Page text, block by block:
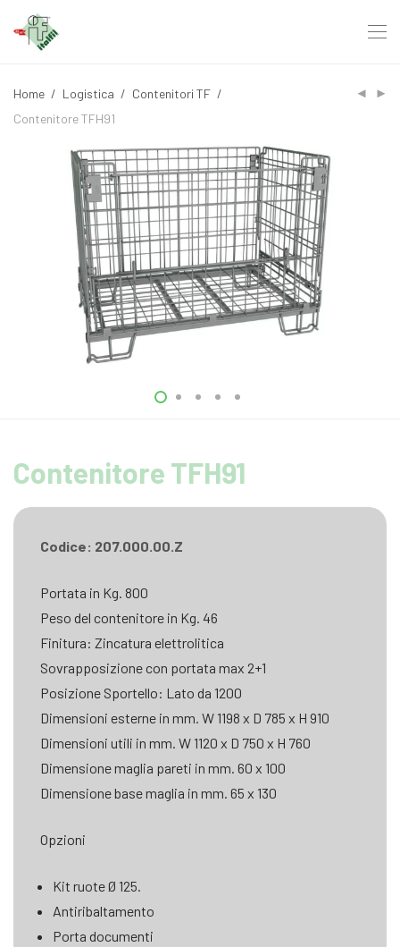
Home / Logistica / Contenitori TF /
Contenitore TFH91
Contenitore TFH91
Codice: 207.000.00.Z
Portata in Kg. 800
Peso del contenitore in Kg. 46
Finitura: Zincatura elettrolitica
Sovrapposizione con portata max 2+1
Posizione Sportello: Lato da 1200
Dimensioni esterne in mm. W 1198 x D 785 x H 910
Dimensioni utili in mm. W 1120 x D 750 x H 760
Dimensione maglia pareti in mm. 60 x 100
Dimensione base maglia in mm. 65 x 130
Opzioni
Kit ruote Ø 125.
Antiribaltamento
Porta documenti